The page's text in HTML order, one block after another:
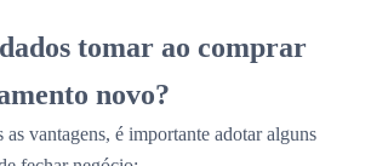
tomar ao comprar
novo?
as vantagens, é importante adotar alguns